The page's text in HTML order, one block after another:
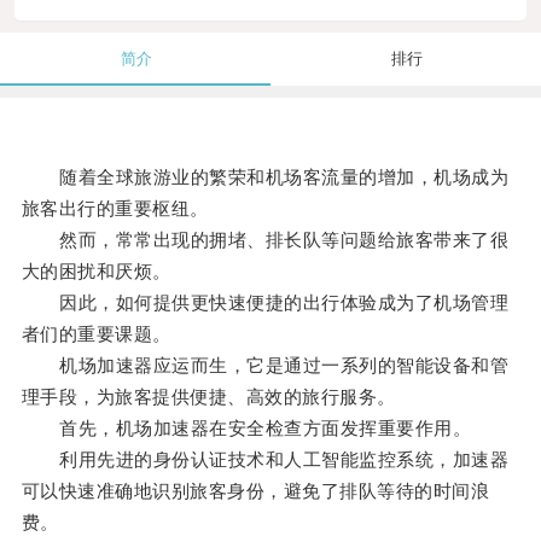
简介 排行
随着全球旅游业的繁荣和机场客流量的增加，机场成为
旅客出行的重要枢纽。
然而，常常出现的拥堵、排长队等问题给旅客带来了很
大的困扰和厌烦。
因此，如何提供更快速便捷的出行体验成为了机场管理
者们的重要课题。
机场加速器应运而生，它是通过一系列的智能设备和管
理手段，为旅客提供便捷、高效的旅行服务。
首先，机场加速器在安全检查方面发挥重要作用。
利用先进的身份认证技术和人工智能监控系统，加速器
可以快速准确地识别旅客身份，避免了排队等待的时间浪
费。